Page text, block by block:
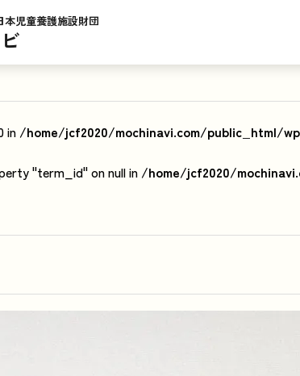
本児童養護施設財団
in /home/jcf2020/mochinavi.com/public_html/
"term_id" on null in /home/jcf2020/